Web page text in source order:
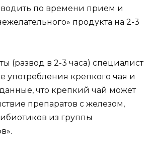
по времени прием и
продукта на 2-3
(развод в 2-3 часа) специалист
употребления крепкого чая и
что крепкий чай может
препаратов с железом,
из группы